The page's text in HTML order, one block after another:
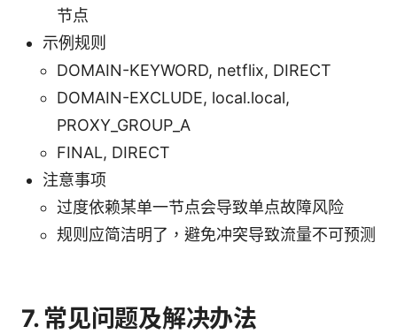
节点
示例规则
DOMAIN-KEYWORD, netflix, DIRECT
DOMAIN-EXCLUDE, local.local,
PROXY_GROUP_A
FINAL, DIRECT
注意事项
过度依赖某单一节点会导致单点故障风险
规则应简洁明了，避免冲突导致流量不可预测
7. 常见问题及解决办法